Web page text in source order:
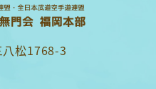
松1768-3